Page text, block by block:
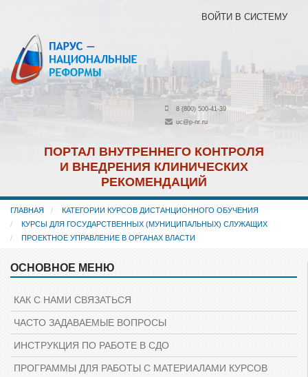
основному
содержанию
ВОЙТИ В СИСТЕМУ
8 (800) 500-41-39
uc@p-nr.ru
ПОРТАЛ ВНУТРЕННЕГО КОНТРОЛЯ
И ВНЕДРЕНИЯ КЛИНИЧЕСКИХ
РЕКОМЕНДАЦИЙ
ГЛАВНАЯ
КАТЕГОРИИ КУРСОВ ДИСТАНЦИОННОГО ОБУЧЕНИЯ
КУРСЫ ДЛЯ ГОСУДАРСТВЕННЫХ (МУНИЦИПАЛЬНЫХ) СЛУЖАЩИХ
ПРОЕКТНОЕ УПРАВЛЕНИЕ В ОРГАНАХ ВЛАСТИ
Пропустить
Основное
меню
ОСНОВНОЕ МЕНЮ
КАК С НАМИ СВЯЗАТЬСЯ
ЧАСТО ЗАДАВАЕМЫЕ ВОПРОСЫ
ИНСТРУКЦИЯ ПО РАБОТЕ В СДО
ПРОГРАММЫ ДЛЯ РАБОТЫ С МАТЕРИАЛАМИ КУРСОВ